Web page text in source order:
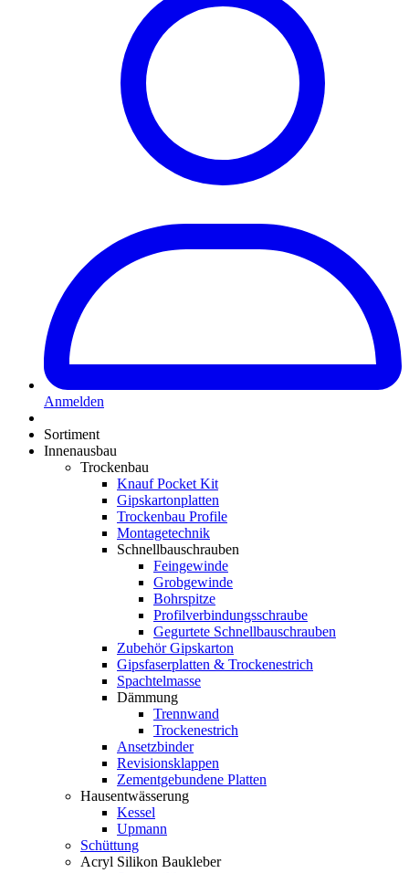
Anmelden
Sortiment
Innenausbau
Trockenbau
Knauf Pocket Kit
Gipskartonplatten
Trockenbau Profile
Montagetechnik
Schnellbauschrauben
Feingewinde
Grobgewinde
Bohrspitze
Profilverbindungsschraube
Gegurtete Schnellbauschrauben
Zubehör Gipskarton
Gipsfaserplatten & Trockenestrich
Spachtelmasse
Dämmung
Trennwand
Trockenestrich
Ansetzbinder
Revisionsklappen
Zementgebundene Platten
Hausentwässerung
Kessel
Upmann
Schüttung
Acryl Silikon Baukleber